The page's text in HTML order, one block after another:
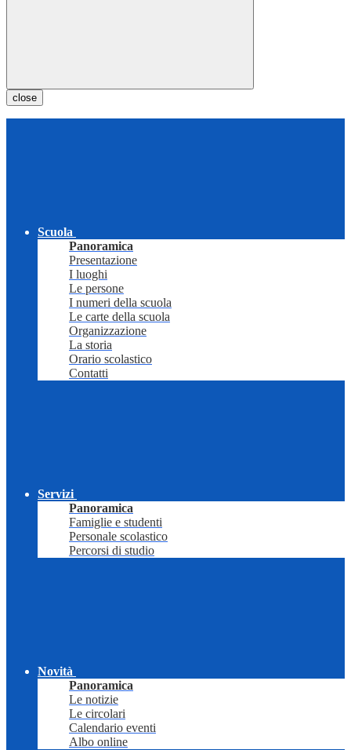
close
Scuola
Panoramica
Presentazione
I luoghi
Le persone
I numeri della scuola
Le carte della scuola
Organizzazione
La storia
Orario scolastico
Contatti
Servizi
Panoramica
Famiglie e studenti
Personale scolastico
Percorsi di studio
Novità
Panoramica
Le notizie
Le circolari
Calendario eventi
Albo online